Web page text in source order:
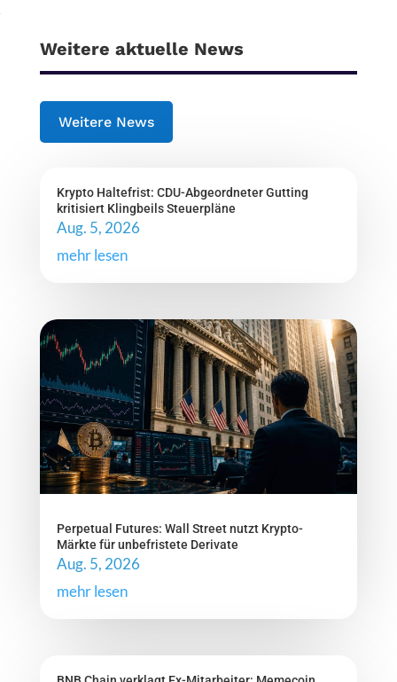
Weitere aktuelle News
Weitere News
Krypto Haltefrist: CDU-Abgeordneter Gutting
kritisiert Klingbeils Steuerpläne
Aug. 5, 2026
mehr lesen
Perpetual Futures: Wall Street nutzt Krypto-
Märkte für unbefristete Derivate
Aug. 5, 2026
mehr lesen